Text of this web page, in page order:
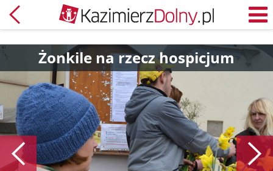
Powrót
Żonkile na rzecz hospicjum
Poprzedni